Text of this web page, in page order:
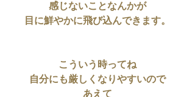
感じないことなんかが
目に鮮やかに飛び込んできます。
こういう時ってね
自分にも厳しくなりやすいので
あえて